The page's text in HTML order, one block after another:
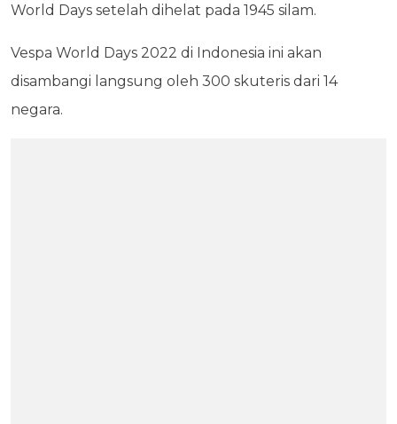
World Days setelah dihelat pada 1945 silam.
Vespa World Days 2022 di Indonesia ini akan
disambangi langsung oleh 300 skuteris dari 14
negara.